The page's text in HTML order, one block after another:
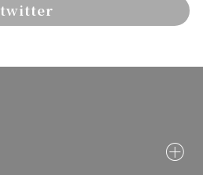
twitter